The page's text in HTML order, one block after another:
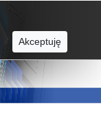
Akceptuję